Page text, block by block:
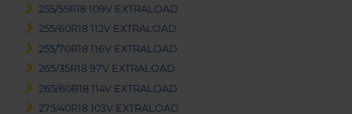
255/55R18 109V EXTRALOAD
255/60R18 112V EXTRALOAD
255/70R18 116V EXTRALOAD
265/35R18 97V EXTRALOAD
265/60R18 114V EXTRALOAD
275/40R18 103V EXTRALOAD